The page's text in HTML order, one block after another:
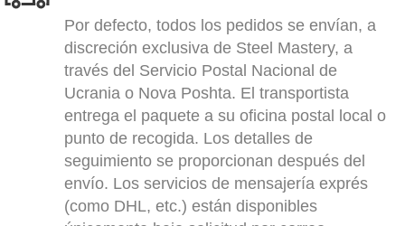
Por defecto, todos los pedidos se envían, a
discreción exclusiva de Steel Mastery, a
través del Servicio Postal Nacional de
Ucrania o Nova Poshta. El transportista
entrega el paquete a su oficina postal local o
punto de recogida. Los detalles de
seguimiento se proporcionan después del
envío. Los servicios de mensajería exprés
(como DHL, etc.) están disponibles